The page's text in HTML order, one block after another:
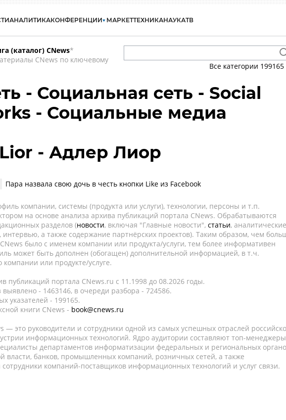
АНАЛИТИКАКОНФЕРЕНЦИИ МАРКЕТТЕХНИКАНАУКАТВ
(каталог) CNews*
CNews по ключевому
Все категории 199165
- Социальная сеть - Social
- Социальные медиа
- Адлер Лиор
Пара назвала свою дочь в честь кнопки Like из Facebook
компании, системы (продукта или услуги), технологии, персоны и т.п.
на основе анализа архива публикаций портала CNews. Обрабатываются
разделов (новости, включая "Главные новости", статьи, аналитические
а также содержание партнёрских проектов). Таким образом, чем
было с именем компании или продукта/услуги, тем более информативен
может быть дополнен (обогащен) дополнительной информацией, в т.ч.
компании или продукте/услуге.
публикаций портала CNews.ru c 11.1998 до 08.2026 годы.
- 1463146, в очереди разбора - 724586.
указателей - 199165.
книги CNews - book@cnews.ru
— это руководители и сотрудники одной из самых успешных отраслей
информационных технологий. Ядро аудитории составляют топ-
департаментов информатизации федеральных и региональных
власти, банков, промышленных компаний, розничных сетей, а также
сотрудники компаний-поставщиков информационных технологий и услуг связи.